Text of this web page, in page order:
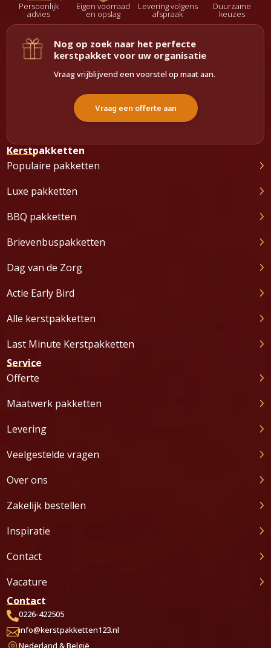
Persoonlijk
advies
Eigen voorraad
en opslag
Levering volgens
afspraak
Duurzame
keuzes
Nog op zoek naar het perfecte
kerstpakket voor uw organisatie
Vraag vrijblijvend een voorstel op maat aan.
Vraag een offerte aan
Kerstpakketten
Populaire pakketten
Luxe pakketten
BBQ pakketten
Brievenbuspakketten
Dag van de Zorg
Actie Early Bird
Alle kerstpakketten
Last Minute Kerstpakketten
Service
Offerte
Maatwerk pakketten
Levering
Veelgestelde vragen
Over ons
Zakelijk bestellen
Inspiratie
Contact
Vacature
Contact
0226-422505
info@kerstpakketten123.nl
Nederland & België